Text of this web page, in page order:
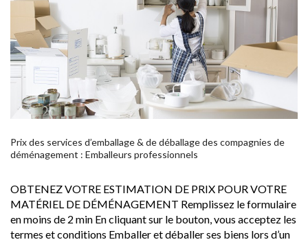
Prix des services d’emballage & de déballage des compagnies de
déménagement : Emballeurs professionnels
OBTENEZ VOTRE ESTIMATION DE PRIX POUR VOTRE
MATÉRIEL DE DÉMÉNAGEMENT Remplissez le formulaire
en moins de 2 min En cliquant sur le bouton, vous acceptez les
termes et conditions Emballer et déballer ses biens lors d’un